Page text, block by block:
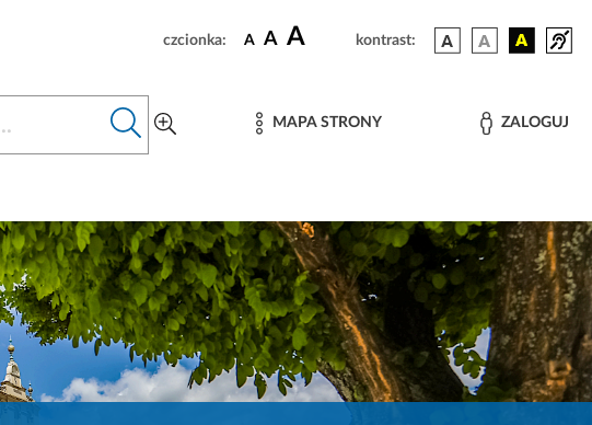
czcionka: A A A kontrast:
MAPA STRONY ZALOGUJ